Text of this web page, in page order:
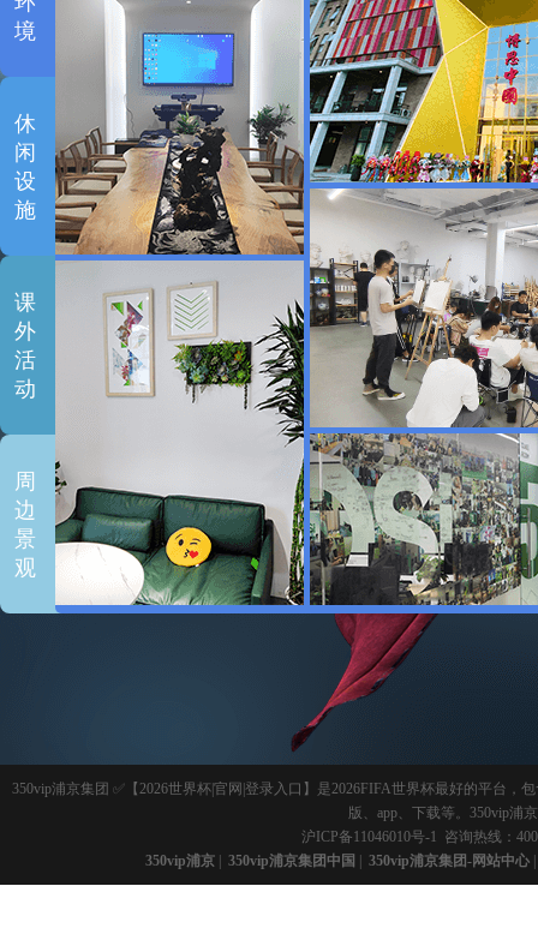
境
休
闲
设
施
课
外
活
动
周
边
景
观
350vip浦京集团 ✅【2026世界杯|官网|登录入口】是2026FIFA世界杯最好的平台
版、app、下载等。350vip浦
沪ICP备11046010号-1 咨询热线：
350vip浦京
350vip浦京集团中国 350vip浦京集团-网站中心